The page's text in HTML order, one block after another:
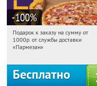
-100%
20:15:46 Получили:
Екатеринбург, проспект Академика
Подарок к заказу на сумму от
1000р. от службы доставки
«Пармезан»
Бесплатно